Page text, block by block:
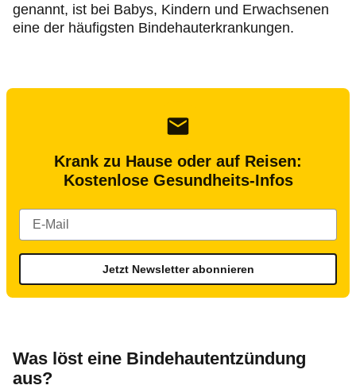
genannt, ist bei Babys, Kindern und Erwachsenen
eine der häufigsten Bindehauterkrankungen.
Krank zu Hause oder auf Reisen:
Kostenlose Gesundheits-Infos
Jetzt Newsletter abonnieren
Was löst eine Bindehautentzündung
aus?